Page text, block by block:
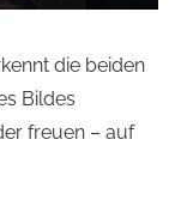
die beiden
Bildes
freuen – auf